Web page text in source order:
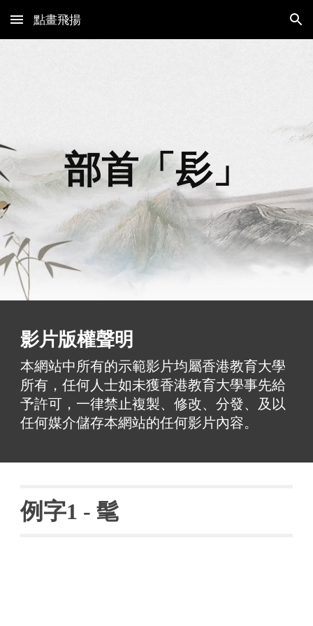
Skip to main content Skip to navigation
點畫飛揚
部首「髟」
影片版權聲明
本網站中所有的示範影片均屬香港教育大學
所有，任何人士如未獲香港教育大學事先給
予許可，一律禁止複製、修改、分發、及以
任何媒介儲存本網站的任何影片內容。
例字1 - 髦